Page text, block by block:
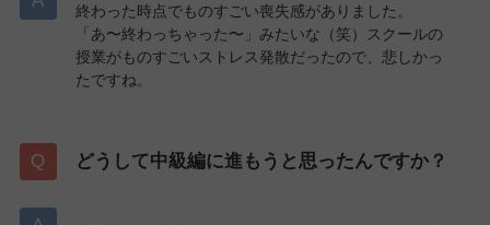
終わった時点でものすごい喪失感がありました。
「あ〜終わっちゃった〜」みたいな（笑）スクールの
授業がものすごいストレス発散だったので、悲しかっ
たですね。
どうして中級編に進もうと思ったんですか？